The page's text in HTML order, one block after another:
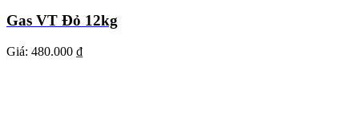
Gas VT Đỏ 12kg
Giá: 480.000 ₫